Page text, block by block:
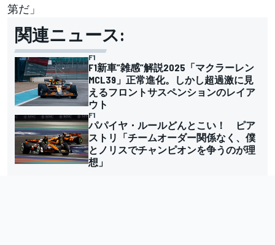
第だ」
関連ニュース:
F1
F1新車”雑感”解説2025「マクラーレン
MCL39」正常進化。しかし超過激に見
えるフロントサスペンションのレイア
ウト
F1
パパイヤ・ルールどんとこい！ ピア
ストリ「チームオーダー関係なく、僕
とノリスでチャンピオンを争うのが理
想」